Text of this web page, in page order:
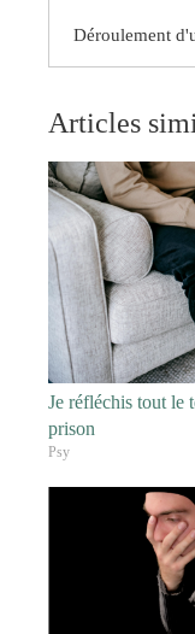
Articles
Je réfléchis tout le
prison
Psy